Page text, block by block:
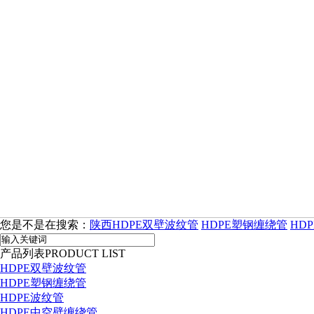
您是不是在搜索： 陕西HDPE双壁波纹管 HDPE塑钢缠绕管
产品列表PRODUCT LIST
HDPE双壁波纹管
HDPE塑钢缠绕管
HDPE波纹管